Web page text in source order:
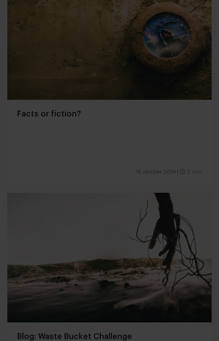
Facts or fiction?
16 oktober 2014 2 min
Blog: Waste Bucket Challenge